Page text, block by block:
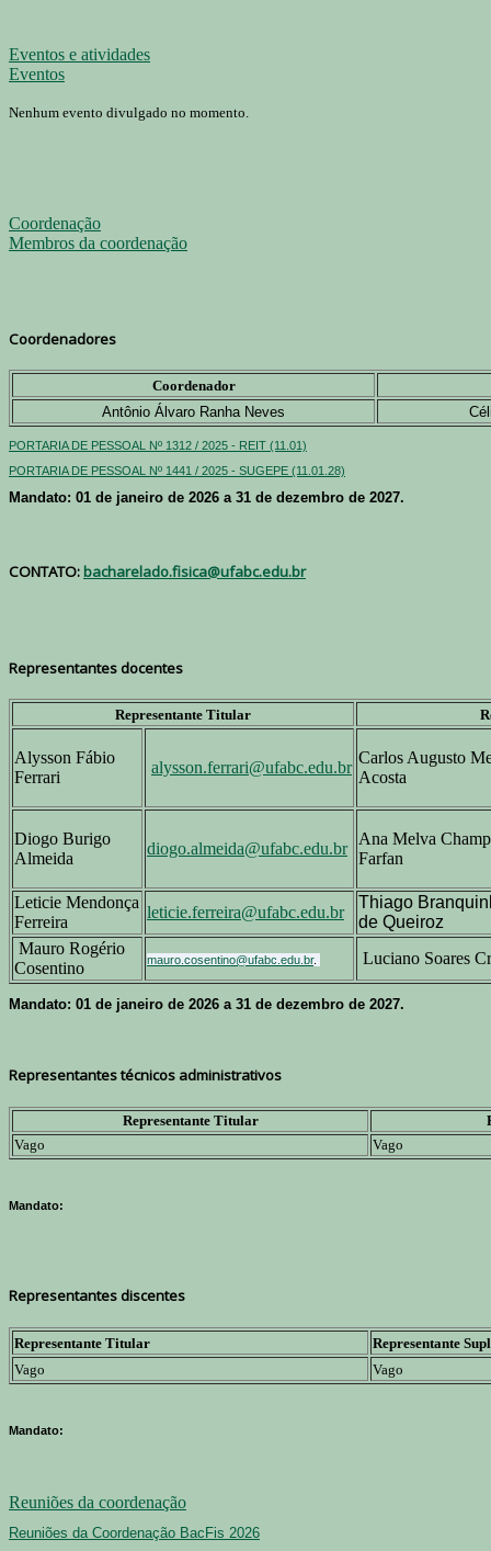
Eventos e atividades
Eventos
Nenhum evento divulgado no momento.
Coordenação
Membros da coordenação
Coordenadores
Coordenador
Antônio Álvaro Ranha Neves
PORTARIA DE PESSOAL Nº 1312 / 2025 - REIT (11.01)
PORTARIA DE PESSOAL Nº 1441 / 2025 - SUGEPE (11.01.28)
Mandato: 01 de janeiro de 2026 a 31 de dezembro de 2027.
CONTATO:bacharelado.fisica@ufabc.edu.br
Representantes docentes
Representante Titular
Alysson Fábio
Ferrari
alysson.ferrari@ufabc.edu.br
Carlos Augusto
Acosta
Diogo Burigo
Almeida
diogo.almeida@ufabc.edu.br
Ana Melva
Farfan
Leticie Mendonça
Ferreira
leticie.ferreira@ufabc.edu.br
Thiago
de Queiroz
Mauro Rogério
Cosentino
mauro.cosentino@ufabc.edu.br. Luciano Soares
Mandato: 01 de janeiro de 2026 a 31 de dezembro de 2027.
Representantes técnicos administrativos
Representante Titular
Vago
Vago
Mandato:
Representantes discentes
Representante Titular
Representante
Vago
Vago
Mandato:
Reuniões da coordenação
Reuniões da Coordenação BacFis 2026